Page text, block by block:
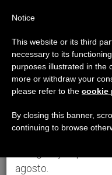
Aviso
Del 27 de julio al
anual, aprovechando
se generan menos
agosto.
Notice
This website or its third
necessary to its
purposes illustrated in the
more or withdraw your
please refer to the cookie
By closing this banner,
continuing to browse